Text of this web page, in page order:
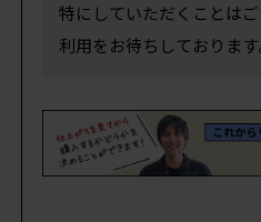
特にしていただくことは
利用をお待ちしております